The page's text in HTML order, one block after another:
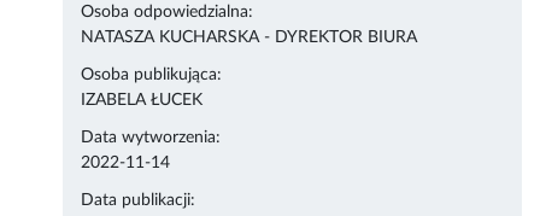
Osoba odpowiedzialna:
NATASZA KUCHARSKA - DYREKTOR BIURA
Osoba publikująca:
IZABELA ŁUCEK
Data wytworzenia:
2022-11-14
Data publikacji: